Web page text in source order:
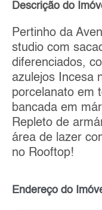
Descrição do
Pertinho da
studio com
diferenciados,
azulejos Incesa
porcelanato em
bancada em
Repleto de
área de lazer
no Rooftop!
Endereço do